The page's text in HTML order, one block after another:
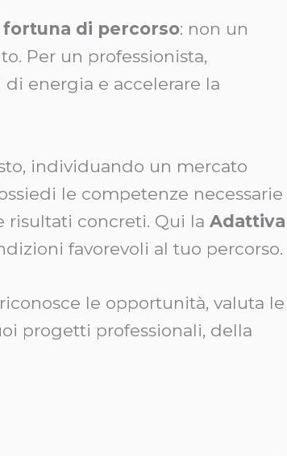
fortuna di percorso: non un
Per un professionista,
energia e accelerare la
individuando un mercato
le competenze necessarie
risultati concreti. Qui la Adattiva
favorevoli al tuo percorso.
le opportunità, valuta le
progetti professionali, della